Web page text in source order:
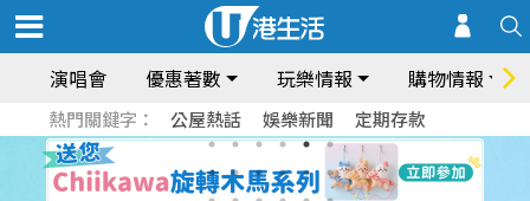
演唱會 優惠著數 玩樂情報 購物情報
熱門關鍵字： 公屋熱話 娛樂新聞 定期存款